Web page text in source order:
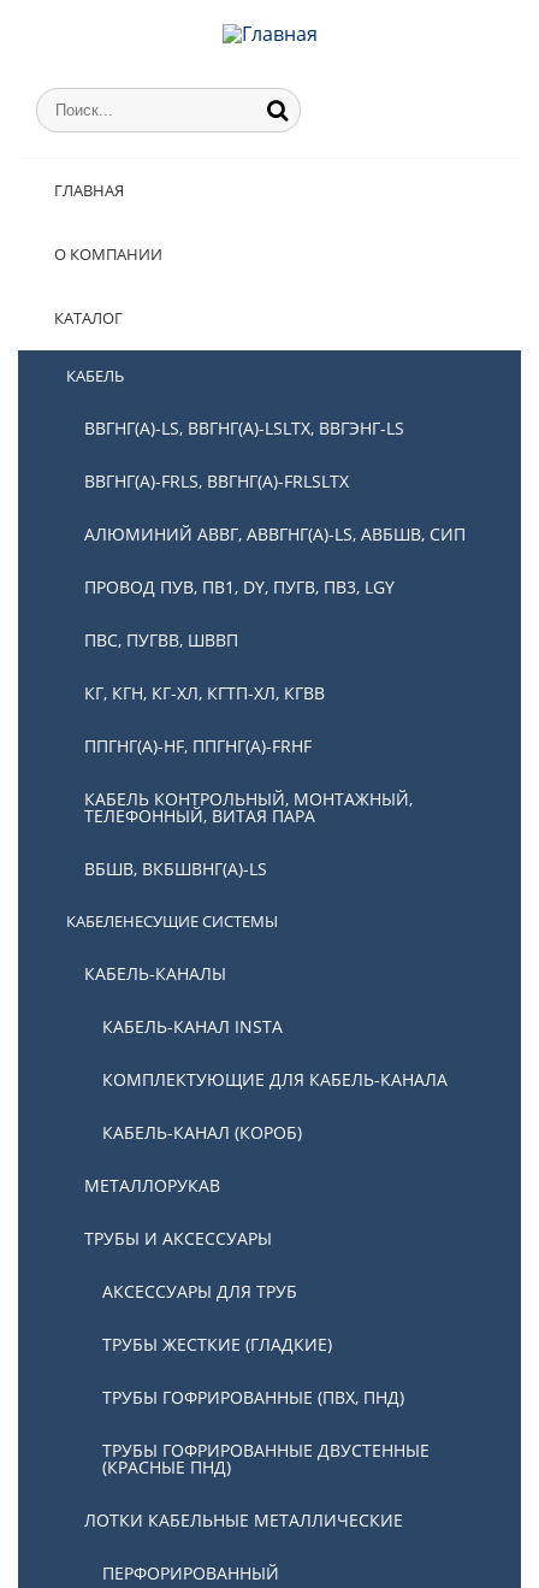
ГЛАВНАЯ
О КОМПАНИИ
КАТАЛОГ
КАБЕЛЬ
ВВГНГ(А)-LS, ВВГНГ(А)-LSLTX, ВВГЭНГ-LS
ВВГНГ(А)-FRLS, ВВГНГ(А)-FRLSLTX
АЛЮМИНИЙ АВВГ, АВВГНГ(А)-LS, АВБШВ, СИП
ПРОВОД ПУВ, ПВ1, DY, ПУГВ, ПВ3, LGY
ПВС, ПУГВВ, ШВВП
КГ, КГН, КГ-ХЛ, КГТП-ХЛ, КГВВ
ППГНГ(А)-HF, ППГНГ(А)-FRHF
КАБЕЛЬ КОНТРОЛЬНЫЙ, МОНТАЖНЫЙ,
ТЕЛЕФОННЫЙ, ВИТАЯ ПАРА
ВБШВ, ВКБШВНГ(А)-LS
КАБЕЛЕНЕСУЩИЕ СИСТЕМЫ
КАБЕЛЬ-КАНАЛЫ
КАБЕЛЬ-КАНАЛ INSTA
КОМПЛЕКТУЮЩИЕ ДЛЯ КАБЕЛЬ-КАНАЛА
КАБЕЛЬ-КАНАЛ (КОРОБ)
МЕТАЛЛОРУКАВ
ТРУБЫ И АКСЕССУАРЫ
АКСЕССУАРЫ ДЛЯ ТРУБ
ТРУБЫ ЖЕСТКИЕ (ГЛАДКИЕ)
ТРУБЫ ГОФРИРОВАННЫЕ (ПВХ, ПНД)
ТРУБЫ ГОФРИРОВАННЫЕ ДВУСТЕННЫЕ
(КРАСНЫЕ ПНД)
ЛОТКИ КАБЕЛЬНЫЕ МЕТАЛЛИЧЕСКИЕ
ПЕРФОРИРОВАННЫЙ